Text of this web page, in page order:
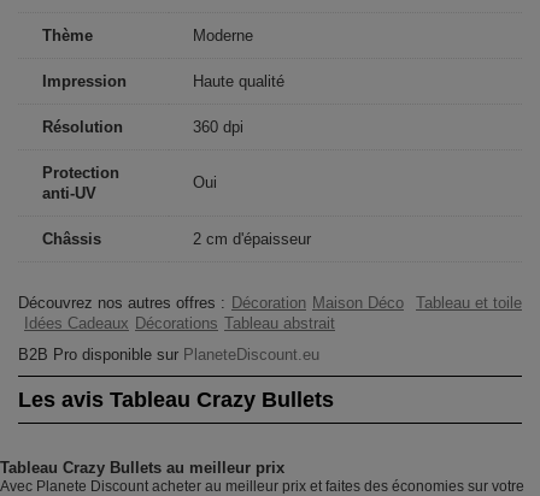
Thème Moderne
Impression Haute qualité
Résolution 360 dpi
Protection
anti-UV
Oui
Châssis 2 cm d'épaisseur
Découvrez nos autres offres : Décoration Maison Déco
Tableau et toile
Idées Cadeaux Décorations Tableau abstrait
B2B Pro disponible sur PlaneteDiscount.eu
Les avis Tableau Crazy Bullets
Tableau Crazy Bullets au meilleur prix
Avec Planete Discount acheter au meilleur prix et faites des économies sur votre